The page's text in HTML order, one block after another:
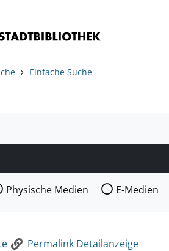
› Einfache Suche
Medienart nach der Sie suchen
Physische Medien E-Medien
Permalink Detailanzeige